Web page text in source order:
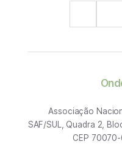
Associação
SAF/SUL, Quadra 2,
CEP 70070-